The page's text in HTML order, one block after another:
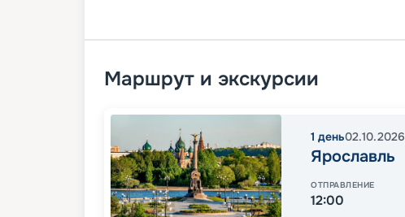
Маршрут и экскурсии
1 день02.10.2026
Ярославль
ОТПРАВЛЕНИЕ
12:00